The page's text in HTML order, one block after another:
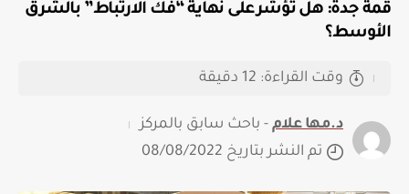
قمة جدة: هل تؤشر على نهاية “فك الارتباط” بالشرق
الأوسط؟
د.مها علام- باحث سابق بالمركز
تم النشر بتاريخ 08/08/2022
وقت القراءة: 12 دقيقة